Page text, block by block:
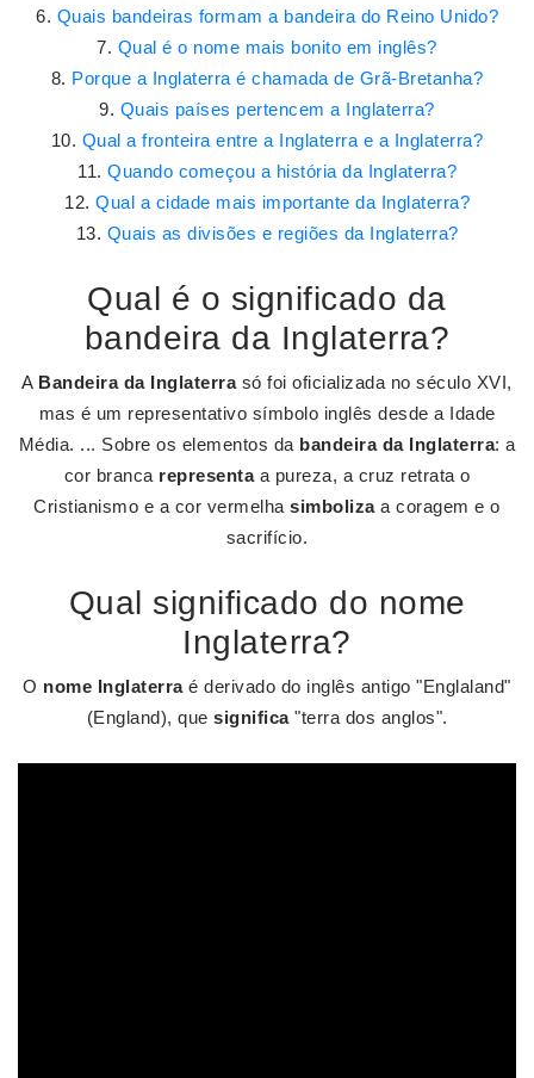
Quais bandeiras formam a bandeira do Reino Unido?
Qual é o nome mais bonito em inglês?
Porque a Inglaterra é chamada de Grã-Bretanha?
Quais países pertencem a Inglaterra?
Qual a fronteira entre a Inglaterra e a Inglaterra?
Quando começou a história da Inglaterra?
Qual a cidade mais importante da Inglaterra?
Quais as divisões e regiões da Inglaterra?
Qual é o significado da
bandeira da Inglaterra?
A Bandeira da Inglaterrasó foi oficializada no século XVI,
mas é um representativo símbolo inglês desde a Idade
Média. ... Sobre os elementos da bandeira da Inglaterra: a
cor branca representaa pureza, a cruz retrata o
Cristianismo e a cor vermelhasimbolizaa coragem e o
sacrifício.
Qual significado do nome
Inglaterra?
O nome Inglaterraé derivado do inglês antigo "Englaland"
(England), que significa"terra dos anglos".